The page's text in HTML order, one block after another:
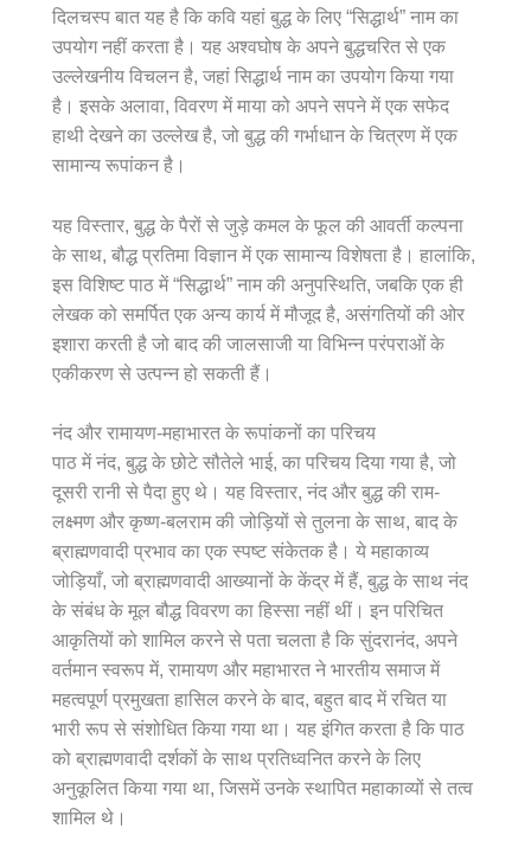
दिलचस्प बात यह है कि कवि यहां बुद्ध के लिए “सिद्धार्थ” नाम का
उपयोग नहीं करता है। यह अश्वघोष के अपने बुद्धचरित से एक
उल्लेखनीय विचलन है, जहां सिद्धार्थ नाम का उपयोग किया गया
है। इसके अलावा, विवरण में माया को अपने सपने में एक सफेद
हाथी देखने का उल्लेख है, जो बुद्ध की गर्भाधान के चित्रण में एक
सामान्य रूपांकन है।
यह विस्तार, बुद्ध के पैरों से जुड़े कमल के फूल की आवर्ती कल्पना
के साथ, बौद्ध प्रतिमा विज्ञान में एक सामान्य विशेषता है। हालांकि,
इस विशिष्ट पाठ में “सिद्धार्थ” नाम की अनुपस्थिति, जबकि एक ही
लेखक को समर्पित एक अन्य कार्य में मौजूद है, असंगतियों की ओर
इशारा करती है जो बाद की जालसाजी या विभिन्न परंपराओं के
एकीकरण से उत्पन्न हो सकती हैं।
नंद और रामायण-महाभारत के रूपांकनों का परिचय
पाठ में नंद, बुद्ध के छोटे सौतेले भाई, का परिचय दिया गया है, जो
दूसरी रानी से पैदा हुए थे। यह विस्तार, नंद और बुद्ध की राम-
लक्ष्मण और कृष्ण-बलराम की जोड़ियों से तुलना के साथ, बाद के
ब्राह्मणवादी प्रभाव का एक स्पष्ट संकेतक है। ये महाकाव्य
जोड़ियाँ, जो ब्राह्मणवादी आख्यानों के केंद्र में हैं, बुद्ध के साथ नंद
के संबंध के मूल बौद्ध विवरण का हिस्सा नहीं थीं। इन परिचित
आकृतियों को शामिल करने से पता चलता है कि सुंदरानंद, अपने
वर्तमान स्वरूप में, रामायण और महाभारत ने भारतीय समाज में
महत्वपूर्ण प्रमुखता हासिल करने के बाद, बहुत बाद में रचित या
भारी रूप से संशोधित किया गया था। यह इंगित करता है कि पाठ
को ब्राह्मणवादी दर्शकों के साथ प्रतिध्वनित करने के लिए
अनुकूलित किया गया था, जिसमें उनके स्थापित महाकाव्यों से तत्व
शामिल थे।